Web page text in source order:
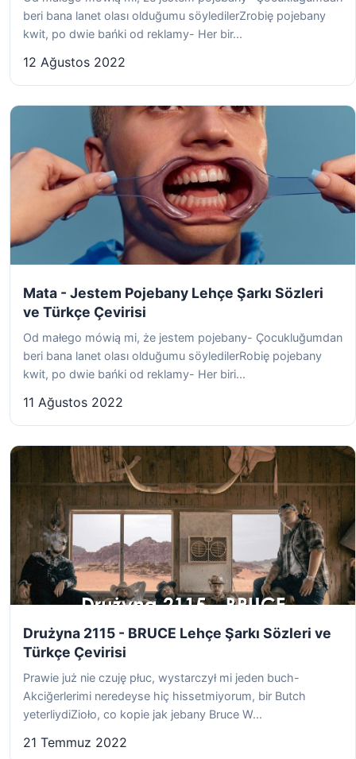
beri bana lanet olası olduğumu söyledilerZrobię pojebany
kwit, po dwie bańki od reklamy- Her bir...
12 Ağustos 2022
Mata - Jestem Pojebany Lehçe Şarkı Sözleri
ve Türkçe Çevirisi
Od małego mówią mi, że jestem pojebany- Çocukluğumdan
beri bana lanet olası olduğumu söyledilerRobię pojebany
kwit, po dwie bańki od reklamy- Her biri...
11 Ağustos 2022
Drużyna 2115 - BRUCE Lehçe Şarkı Sözleri ve
Türkçe Çevirisi
Prawie już nie czuję płuc, wystarczył mi jeden buch-
Akciğerlerimi neredeyse hiç hissetmiyorum, bir Butch
yeterliydiZioło, co kopie jak jebany Bruce W...
21 Temmuz 2022